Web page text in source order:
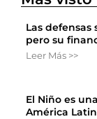
Las
pero su
Leer Más >>
El Niño es
América